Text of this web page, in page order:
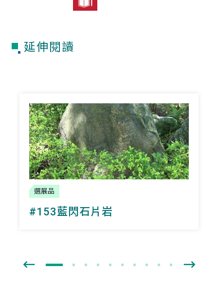
延伸閱讀
選展品
#153藍閃石片岩